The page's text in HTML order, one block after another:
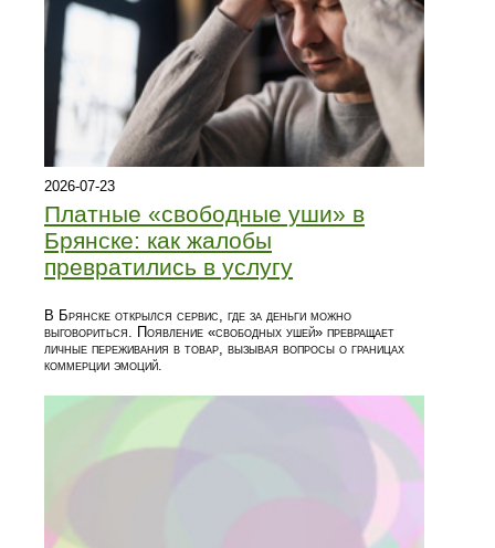
2026-07-23
Платные «свободные уши» в
Брянске: как жалобы
превратились в услугу
В Брянске открылся сервис, где за деньги можно
выговориться. Появление «свободных ушей» превращает
личные переживания в товар, вызывая вопросы о границах
коммерции эмоций.